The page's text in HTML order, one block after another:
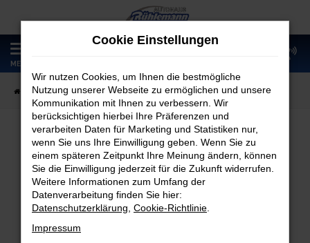
Zum
Hauptinhalt
springen
MENÜ
Startseite Fahrzeugangebote Fahrzeugmarkt
Fahrzeugmarkt
Fehler: Network Error
Cookie Einstellungen
Wir nutzen Cookies, um Ihnen die bestmögliche
Nutzung unserer Webseite zu ermöglichen und unsere
Kommunikation mit Ihnen zu verbessern. Wir
berücksichtigen hierbei Ihre Präferenzen und
verarbeiten Daten für Marketing und Statistiken nur,
wenn Sie uns Ihre Einwilligung geben. Wenn Sie zu
einem späteren Zeitpunkt Ihre Meinung ändern, können
Sie die Einwilligung jederzeit für die Zukunft widerrufen.
Weitere Informationen zum Umfang der
Datenverarbeitung finden Sie hier:
Datenschutzerklärung Cookie-Richtlinie
Impressum